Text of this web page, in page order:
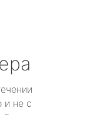
и не с